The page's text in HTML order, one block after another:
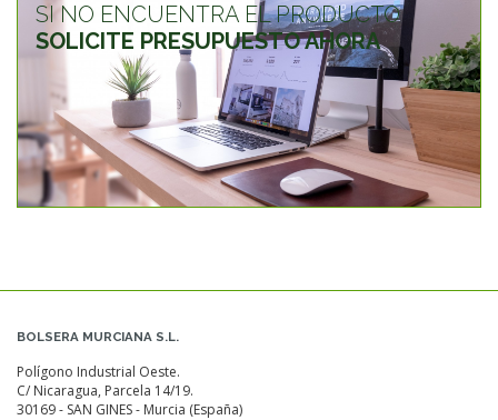
SI NO ENCUENTRA EL PRODUCTO
SOLICITE PRESUPUESTO AHORA
BOLSERA MURCIANA S.L.
Polígono Industrial Oeste.
C/ Nicaragua, Parcela 14/19.
30169 - SAN GINES - Murcia (España)